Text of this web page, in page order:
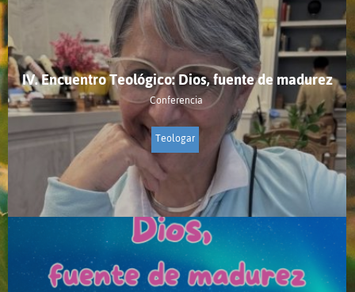
IV. Encuentro Teológico: Dios, fuente de madurez
Conferencia
Teologar